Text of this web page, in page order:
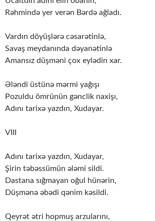
Rəhmində yer verən Bərdə ağladı.
Vardın döyüşlərə cəsarətinlə,
Savaş meydanında dəyanətinlə
Amansız düşməni çox eylədin xar.
Ələndi üstünə mərmi yağışı
Pozuldu ömrünün gənclik naxişı,
Adını tarixə yazdın, Xudayar.
VIII
Adını tarixə yazdın, Xudayar,
Şirin təbəssümün ələmi sildi.
Dastana sığmayan oğul hünərin,
Düşmənə əbədi qənim kəsildi.
Qeyrət ətri hopmuş arzularını,